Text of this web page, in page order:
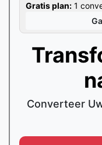
Gratis plan: 1
Converteer